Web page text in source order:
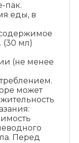
пак.
еды, в
(30 мл)
(не менее
может
Перед